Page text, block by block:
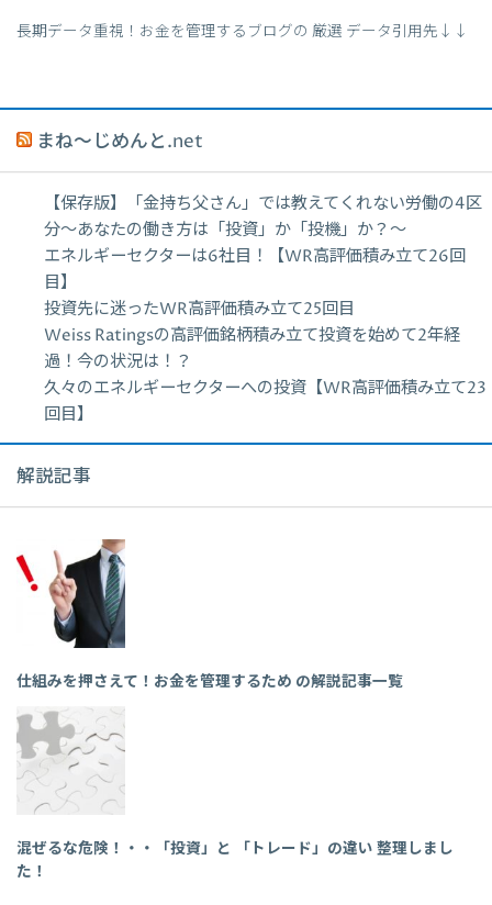
長期データ重視！お金を管理するブログの 厳選 データ引用先↓↓
まね～じめんと.net
【保存版】「金持ち父さん」では教えてくれない労働の4区
分〜あなたの働き方は「投資」か「投機」か？〜
エネルギーセクターは6社目！【WR高評価積み立て26回
目】
投資先に迷ったWR高評価積み立て25回目
Weiss Ratingsの高評価銘柄積み立て投資を始めて2年経
過！今の状況は！？
久々のエネルギーセクターへの投資【WR高評価積み立て23
回目】
解説記事
仕組みを押さえて！お金を管理するため の解説記事一覧
混ぜるな危険！・・「投資」と 「トレード」の違い 整理しまし
た！